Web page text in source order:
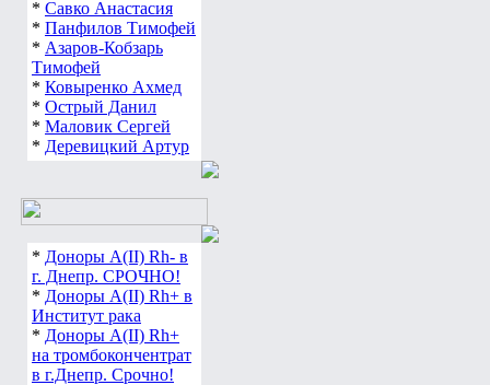
* Савко Анастасия
* Панфилов Тимофей
* Азаров-Кобзарь
Тимофей
* Ковыренко Ахмед
* Острый Данил
* Маловик Сергей
* Деревицкий Артур
* Доноры А(ІІ) Rh- в
г. Днепр. СРОЧНО!
* Доноры А(ІІ) Rh+ в
Институт рака
* Доноры А(ІІ) Rh+
на тромбокончентрат
в г.Днепр. Срочно!